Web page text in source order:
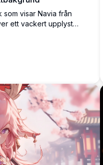
visar Navia från
ett vackert upplyst